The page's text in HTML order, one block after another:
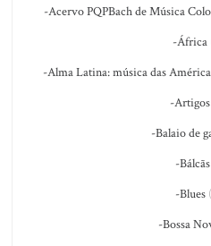
-Acervo PQPBach de Música
-África
-Alma Latina: música das
-Artigos
-Balaio de
-Bálcãs
-Blues
-Bossa